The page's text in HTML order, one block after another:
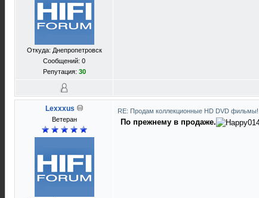
Откуда: Днепропетровск
Сообщений: 0
Репутация: 30
Lexxxus
Ветеран
RE: Продам коллекционные HD DVD фильмы!
По прежнему в продаже.